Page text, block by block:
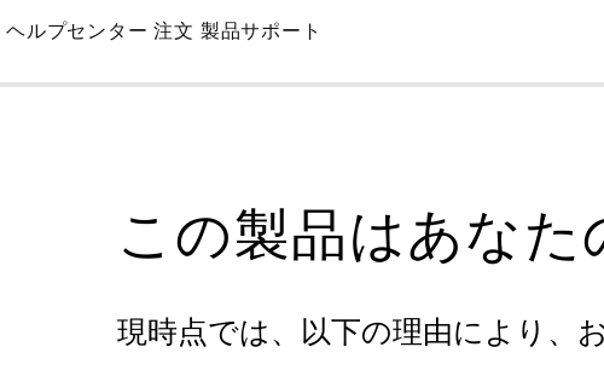
Skip
Main
ヘルプセンター 注文 製品サポート
この製品はあな
現時点では、以下の理由により、